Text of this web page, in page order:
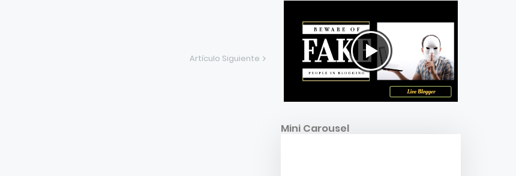
Artículo Siguiente
Mini Carousel